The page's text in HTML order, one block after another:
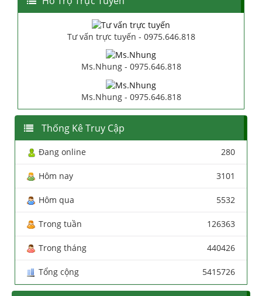
Tư vấn trực tuyến - 0975.646.818
Ms.Nhung - 0975.646.818
Ms.Nhung - 0975.646.818
Thống Kê Truy Cập
Đang online 280
Hôm nay 3101
Hôm qua 5532
Trong tuần 126363
Trong tháng 440426
Tổng cộng 5415726